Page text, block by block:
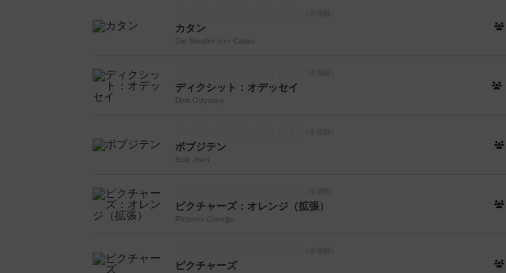
カタン
Die Siedler von Catan
ディクシット：オデッセイ
Dixit Odyssey
ボブジテン
Bob Jiten
ピクチャーズ：オレンジ（拡張）
Pictures Orange
ピクチャーズ